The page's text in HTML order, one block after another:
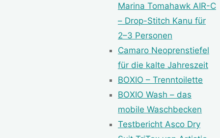
Marina Tomahawk AIR-C
– Drop-Stitch Kanu für
2–3 Personen
Camaro Neoprenstiefel
für die kalte Jahreszeit
BOXIO – Trenntoilette
BOXIO Wash – das
mobile Waschbecken
Testbericht Asco Dry